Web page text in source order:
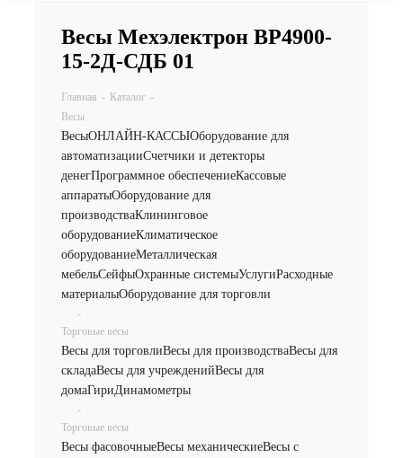
Весы Мехэлектрон ВР4900-
15-2Д-СДБ 01
Главная - Каталог -
Весы
ВесыОНЛАЙН-КАССЫОборудование для
автоматизацииСчетчики и детекторы
денегПрограммное обеспечениеКассовые
аппаратыОборудование для
производстваКлининговое
оборудованиеКлиматическое
оборудованиеМеталлическая
мебельСейфыОхранные системыУслугиРасходные
материалыОборудование для торговли
-
Торговые весы
Весы для торговлиВесы для производстваВесы для
складаВесы для учрежденийВесы для
домаГириДинамометры
-
Торговые весы
Весы фасовочныеВесы механическиеВесы с